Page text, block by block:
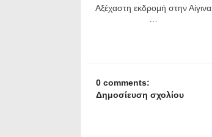
Αξέχαστη εκδρομή στην Αίγινα
0 comments:
Δημοσίευση σχολίου